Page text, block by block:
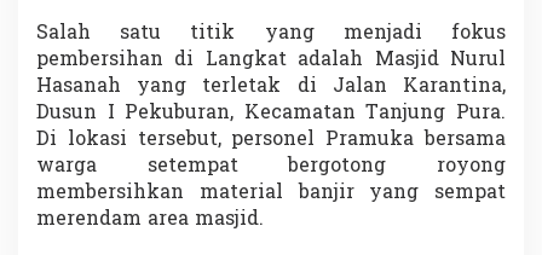
Salah satu titik yang menjadi fokus
pembersihan di Langkat adalah Masjid Nurul
Hasanah yang terletak di Jalan Karantina,
Dusun I Pekuburan, Kecamatan Tanjung Pura.
Di lokasi tersebut, personel Pramuka bersama
warga setempat bergotong royong
membersihkan material banjir yang sempat
merendam area masjid.